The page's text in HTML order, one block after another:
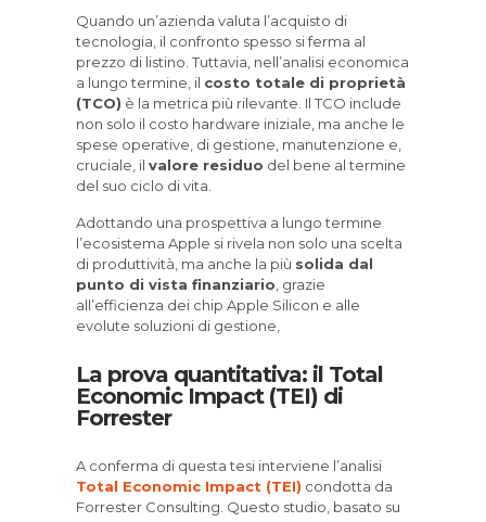
Quando un’azienda valuta l’acquisto di
tecnologia, il confronto spesso si ferma al
prezzo di listino. Tuttavia, nell’analisi economica
a lungo termine, il costo totale di proprietà
(TCO) è la metrica più rilevante. Il TCO include
non solo il costo hardware iniziale, ma anche le
spese operative, di gestione, manutenzione e,
cruciale, il valore residuo del bene al termine
del suo ciclo di vita.
Adottando una prospettiva a lungo termine
l’ecosistema Apple si rivela non solo una scelta
di produttività, ma anche la più solida dal
punto di vista finanziario , grazie
all’efficienza dei chip Apple Silicon e alle
evolute soluzioni di gestione,
La prova quantitativa: il Total
Economic Impact (TEI) di
Forrester
A conferma di questa tesi interviene l’analisi
Total Economic Impact (TEI) condotta da
Forrester Consulting. Questo studio, basato su